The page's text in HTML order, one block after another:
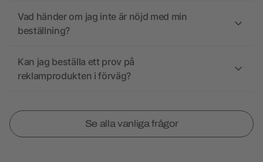
Vad händer om jag inte är nöjd med min
beställning?
Kan jag beställa ett prov på
reklamprodukten i förväg?
Se alla vanliga frågor